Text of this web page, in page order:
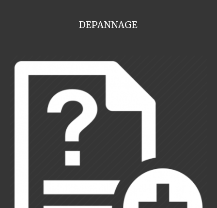
DEPANNAGE